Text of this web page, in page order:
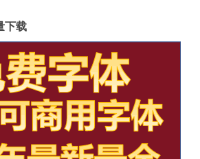
下载